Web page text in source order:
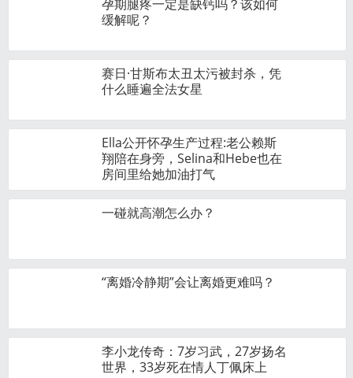
孕期腿疼一定是缺钙吗？该如何
缓解呢？
赛日·甘斯布太丑太污被封杀，凭
什么睡遍全法女星
Ella公开怀孕生产过程:老公赖斯
翔陪在身旁，Selina和Hebe也在
房间里给她加油打气
一碰就高潮怎么办？
“离婚冷静期”会让离婚更难吗？
李小龙传奇：7岁习武，27岁扬名
世界，33岁死在情人丁佩床上